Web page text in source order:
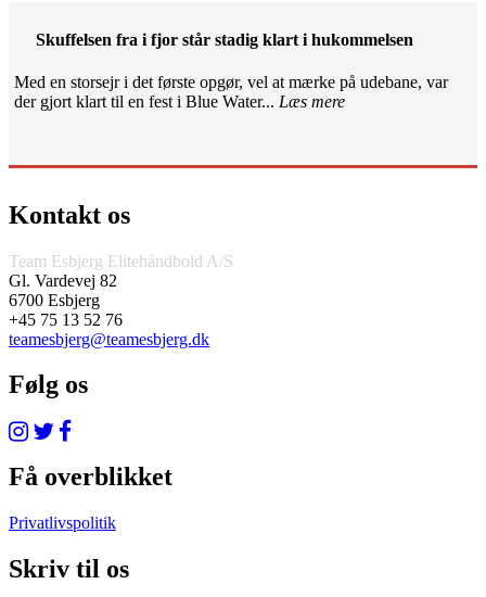
Skuffelsen fra i fjor står stadig klart i hukommelsen
Med en storsejr i det første opgør, vel at mærke på udebane, var
der gjort klart til en fest i Blue Water... Læs mere
Kontakt os
Team Esbjerg Elitehåndbold A/S
Gl. Vardevej 82
6700 Esbjerg
+45 75 13 52 76
teamesbjerg@teamesbjerg.dk
Følg os
Få overblikket
Privatlivspolitik
Skriv til os